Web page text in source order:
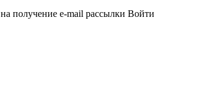
на получение e-mail рассылки Войти